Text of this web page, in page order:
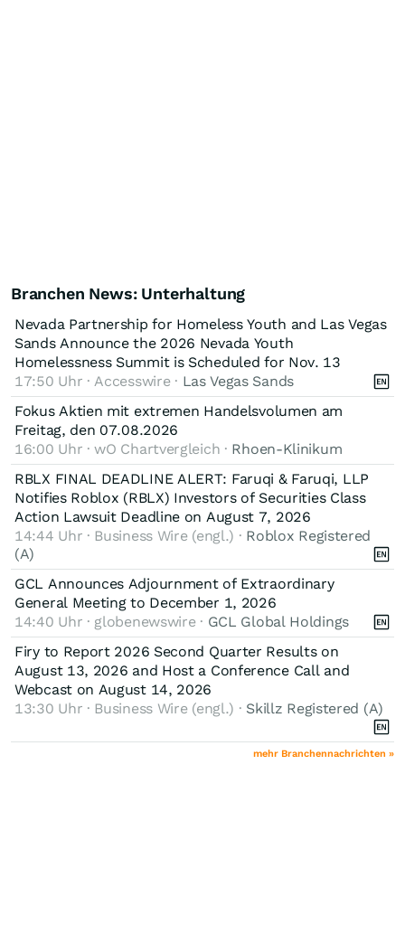
Branchen News: Unterhaltung
Nevada Partnership for Homeless Youth and Las Vegas
Sands Announce the 2026 Nevada Youth
Homelessness Summit is Scheduled for Nov. 13
17:50 Uhr · Accesswire · Las Vegas Sands
Fokus Aktien mit extremen Handelsvolumen am
Freitag, den 07.08.2026
16:00 Uhr · wO Chartvergleich · Rhoen-Klinikum
RBLX FINAL DEADLINE ALERT: Faruqi & Faruqi, LLP
Notifies Roblox (RBLX) Investors of Securities Class
Action Lawsuit Deadline on August 7, 2026
14:44 Uhr · Business Wire (engl.) · Roblox Registered
(A)
GCL Announces Adjournment of Extraordinary
General Meeting to December 1, 2026
14:40 Uhr · globenewswire · GCL Global Holdings
Firy to Report 2026 Second Quarter Results on
August 13, 2026 and Host a Conference Call and
Webcast on August 14, 2026
13:30 Uhr · Business Wire (engl.) · Skillz Registered (A)
mehr Branchennachrichten »